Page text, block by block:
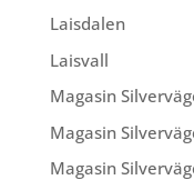
Laisdalen
Laisvall
Magasin
Magasin
Magasin